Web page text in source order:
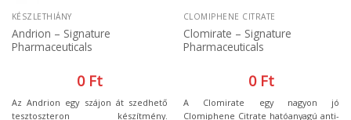
KÉSZLETHIÁNY
Andrion – Signature
Pharmaceuticals
0 Ft
Az Andrion egy szájon át szedhető
tesztoszteron készítmény.
CLOMIPHENE CITRATE
Clomirate – Signature
Pharmaceuticals
0 Ft
A Clomirate egy nagyon jó
Clomiphene Citrate hatóanyagú anti-